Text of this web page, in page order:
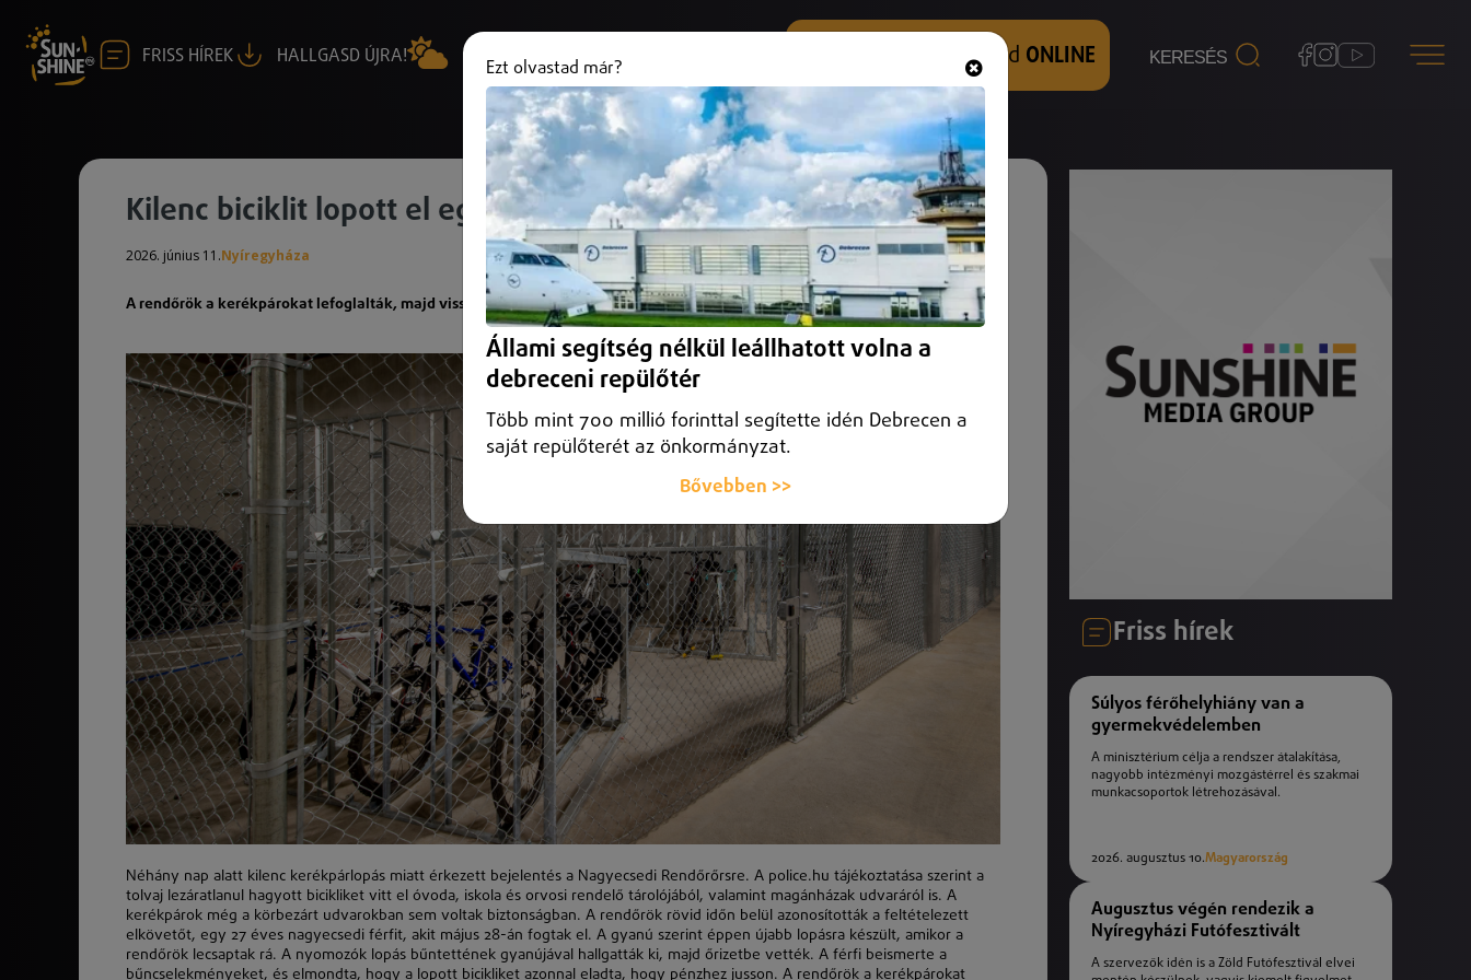
FRISS HÍREK HALLGASD ÚJRA! +36 (20) 316 3000 Hallgasd és nézd ONLINE
Kilenc biciklit lopott el egy nagyecsedi férfi.
2026. június 11.Nyíregyháza
A rendőrök a kerékpárokat lefoglalták, majd visszaadták az eredeti tulajdonosoknak.
Néhány nap alatt kilenc kerékpárlopás miatt érkezett bejelentés a Nagyecsedi Rendőrőrsre. A police.hu tájékoztatása szerint a
tolvaj lezáratlanul hagyott bicikliket vitt el óvoda, iskola és orvosi rendelő tárolójából, valamint magánházak udvaráról is. A
kerékpárok még a körbezárt udvarokban sem voltak biztonságban. A rendőrök rövid időn belül azonosították a feltételezett
elkövetőt, egy 27 éves nagyecsedi férfit, akit május 28-án fogtak el. A gyanú szerint éppen újabb lopásra készült, amikor a
rendőrö k lecsaptak rá. A nyomozó k lopás bűntettének gyanújával hallgatták ki, majd őrizetbe vetté k. A férfi beismerte a
bűncselekményeket, és elmondta, hogy a lopott bicikliket azonnal eladta, hogy pénzhez jusson. A rendőrö k a kerékpárokat
Friss hírek
Súlyos férőhelyhiány van a
gyermekvédelemben
A minisztérium célja a rendszer átalakítása,
nagyobb intézményi mozgástérrel és szakmai
munkacsoportok létrehozásával.
2026. augusztus 10.Magyarország
Augusztus végén rendezik a
Nyíregyházi Futófesztivált
A szervezők idén is a Zöld Futófesztivál elvei
Ezt olvastad már?
Állami segítség nélkül leállhatott volna a
debreceni repülőtér
Több mint 700 millió forinttal segítette idén Debrecen a
saját repülőterét az önkormányzat.
Bővebben >>